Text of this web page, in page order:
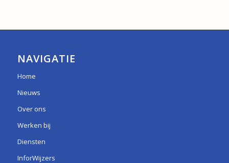
NAVIGATIE
Home
Nieuws
Over ons
Werken bij
Diensten
InforWijzers